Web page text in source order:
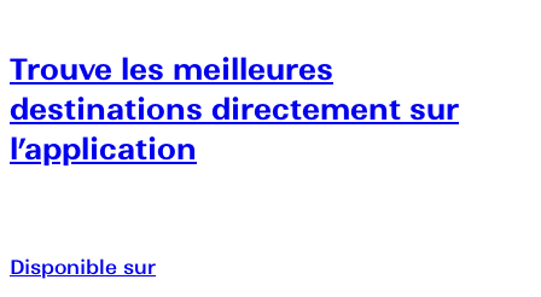
Trouve les meilleures
destinations directement sur
l’application
Disponible sur